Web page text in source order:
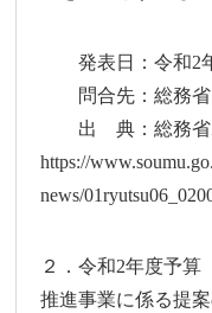
発表日：令和2年
問合先：総務省
出 典：総務省
https://
news/
２．令和2年度予
推進事業に係る提